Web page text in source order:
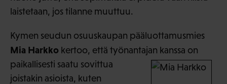
laistetaan, jos tilanne muuttuu.
Kymen seudun osuuskaupan pääluottamusmies
Mia Harkko kertoo, että työnantajan kanssa on
paikallisesti saatu sovittua
joistakin asioista, kuten